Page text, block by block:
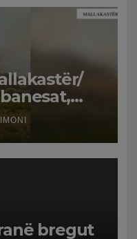
familje
bregut